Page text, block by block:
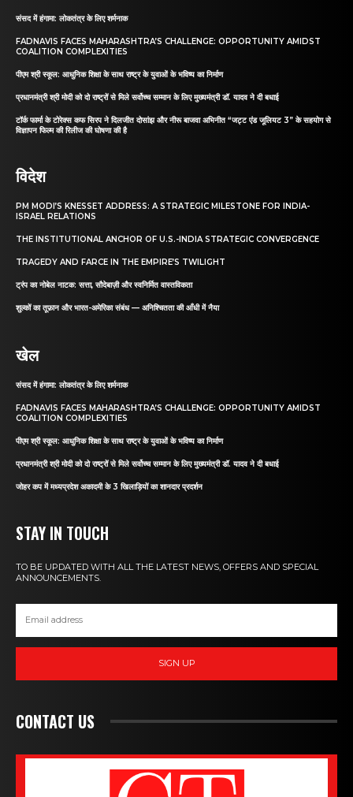
संसद में हंगामा: लोकतंत्र के लिए शर्मनाक
FADNAVIS FACES MAHARASHTRA’S CHALLENGE: OPPORTUNITY AMIDST
COALITION COMPLEXITIES
पीएम श्री स्कूल: आधुनिक शिक्षा के साथ राष्ट्र के युवाओं के भविष्य का निर्माण
प्रधानमंत्री श्री मोदी को दो राष्ट्रों से मिले सर्वोच्च सम्मान के लिए मुख्यमंत्री डॉ. यादव ने दी बधाई
टॉर्क फार्मा के टोरेक्स कफ सिरप ने दिलजीत दोसांझ और नीरू बाजवा अभिनीत “जट्ट एंड जूलियट 3” के सहयोग से
विज्ञापन फिल्म की रिलीज की घोषणा की है
विदेश
PM MODI’S KNESSET ADDRESS: A STRATEGIC MILESTONE FOR INDIA-
ISRAEL RELATIONS
THE INSTITUTIONAL ANCHOR OF U.S.-INDIA STRATEGIC CONVERGENCE
TRAGEDY AND FARCE IN THE EMPIRE’S TWILIGHT
ट्रंप का नोबेल नाटक: सत्ता, सौदेबाज़ी और स्वनिर्मित वास्तविकता
शुल्कों का तूफ़ान और भारत-अमेरिका संबंध — अनिश्चितता की आँधी में नैया
खेल
संसद में हंगामा: लोकतंत्र के लिए शर्मनाक
FADNAVIS FACES MAHARASHTRA’S CHALLENGE: OPPORTUNITY AMIDST
COALITION COMPLEXITIES
पीएम श्री स्कूल: आधुनिक शिक्षा के साथ राष्ट्र के युवाओं के भविष्य का निर्माण
प्रधानमंत्री श्री मोदी को दो राष्ट्रों से मिले सर्वोच्च सम्मान के लिए मुख्यमंत्री डॉ. यादव ने दी बधाई
जोहर कप में मध्यप्रदेश अकादमी के 3 खिलाड़ियों का शानदार प्रदर्शन
STAY IN TOUCH
TO BE UPDATED WITH ALL THE LATEST NEWS, OFFERS AND SPECIAL
ANNOUNCEMENTS.
SIGN UP
CONTACT US